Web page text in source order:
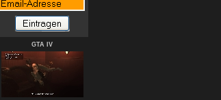
GTA IV